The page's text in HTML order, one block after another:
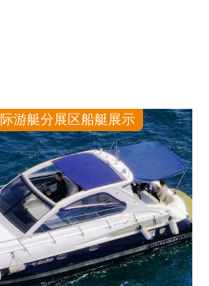
游艇分展区船艇展示